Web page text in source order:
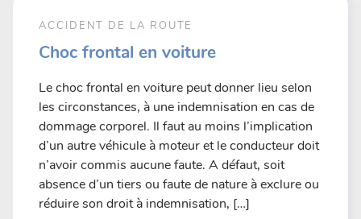
ACCIDENT DE LA ROUTE
Choc frontal en voiture
Le choc frontal en voiture peut donner lieu selon
les circonstances, à une indemnisation en cas de
dommage corporel. Il faut au moins l’implication
d’un autre véhicule à moteur et le conducteur doit
n’avoir commis aucune faute. A défaut, soit
absence d’un tiers ou faute de nature à exclure ou
réduire son droit à indemnisation, […]